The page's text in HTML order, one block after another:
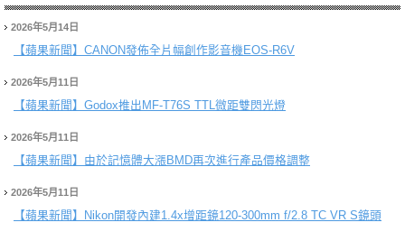
2026年5月14日
【蘋果新聞】 CANON發佈全片幅創作影音機EOS-R6V
2026年5月11日
【蘋果新聞】 Godox推出MF-T76S TTL微距雙閃光燈
2026年5月11日
【蘋果新聞】 由於記憶體大漲BMD再次進行產品價格調整
2026年5月11日
【蘋果新聞】 Nikon開發內建1.4x增距鏡120-300mm f/2.8 TC VR S鏡頭